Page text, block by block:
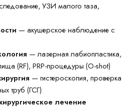
УЗИ малого таза,
— акушерское наблюдение с
— лазерная лабиопластика,
(RF), PRP-процедуры (O-shot)
— гистероскопия, проверка
труб (ГСГ)
лечение